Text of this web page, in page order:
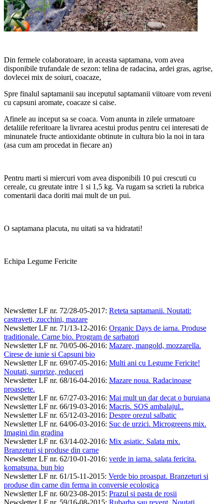
Din fermele colaboratoare, in aceasta saptamana, vom avea
disponibile trufandale de sezon: telina de radacina, ardei gras, agrise,
dovlecei mix de soiuri, coacaze,
Spre finalul saptamanii sau inceputul saptamanii viitoare vom reveni
cu capsuni aromate, coacaze si caise.
Afinele au inceput sa se coaca. Vom anunta in zilele urmatoare
detaliile referitoare la livrarea acestui produs pentru cei interesati de
minunatele fructe antioxidante obtinute in cultura bio la noi in tara
(asa cum am procedat in fiecare an)
Pentru marti si miercuri vom avea disponibili 10 pui crescuti cu
cereale, cu greutate intre 1 si 1,5 kg. Va rugam sa scrieti la rubrica
comentarii daca doriti mai mult de un pui.
O saptamana placuta, nu uitati sa va hidratati!
Echipa Legume Fericite
Newsletter LF nr. 72/28-05-2017: Reteta saptamanii. Noutati:
castraveti, zucchini, mazare
Newsletter LF nr. 71/13-12-2016: Organic Days de iarna. Produse
traditionale. Carne bio. Program de sarbatori
Newsletter LF nr. 70/05-06-2016: Mazare, mangold, mozzarella.
Cirese de iunie si Capsuni bio
Newsletter LF nr. 69/07-05-2016: Multi ani cu Legume Fericite!
Noutati, surprize, reduceri
Newsletter LF nr. 68/16-04-2016: Mazare noua. Radacinoase
proaspete.
Newsletter LF nr. 67/27-03-2016: Mai mult un dar decat o buruiana
Newsletter LF nr. 66/19-03-2016: Macris. SOS ambalajul..
Newsletter LF nr. 65/12-03-2016: Despre orezul salbatic
Newsletter LF nr. 64/06-03-2016: Suc de urzici. Microgreens mix.
Imagini din gradina
Newsletter LF nr. 63/14-02-2016: Mix asiatic. Salata mix.
Branzeturi si produse din carne
Newsletter LF nr. 62/10-01-2016: verde in iarna. salata fericita.
komatsuna. bun bio
Newsletter LF nr. 61/15-11-2015: Verde bio proaspat. Branzeturi si
produse din carne din ferma in conversie ecologica
Newsletter LF nr. 60/23-08-2015: Prazul si pasta de rosii